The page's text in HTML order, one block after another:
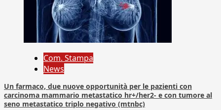
Com. Stampa
News
Un farmaco, due nuove opportunità per le pazienti con
carcinoma mammario metastatico hr+/her2- e con tumore al
seno metastatico triplo negativo (mtnbc)